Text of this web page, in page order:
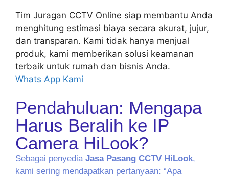
Tim Juragan CCTV Online siap membantu Anda
menghitung estimasi biaya secara akurat, jujur,
dan transparan. Kami tidak hanya menjual
produk, kami memberikan solusi keamanan
terbaik untuk rumah dan bisnis Anda.
Whats App Kami
Pendahuluan: Mengapa
Harus Beralih ke IP
Camera HiLook?
Sebagai penyedia Jasa Pasang CCTV HiLook,
kami sering mendapatkan pertanyaan: “Apa